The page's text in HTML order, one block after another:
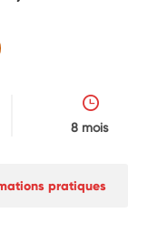
8 mois
pratiques